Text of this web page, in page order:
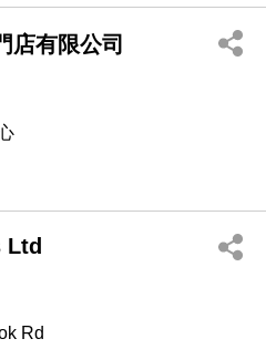
店有限公司
Ltd
Rd